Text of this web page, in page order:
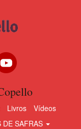
Livros
Vídeos
DE SAFRAS